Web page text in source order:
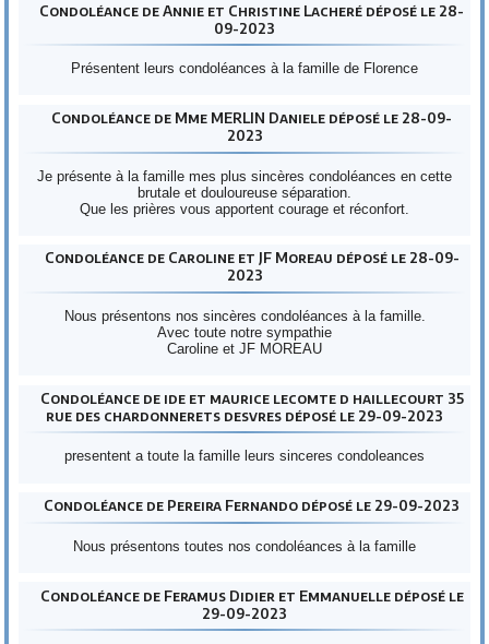
Condoléance de Annie et Christine Lacheré déposé le 28-
09-2023
Présentent leurs condoléances à la famille de Florence
Condoléance de Mme MERLIN Daniele déposé le 28-09-
2023
Je présente à la famille mes plus sincères condoléances en cette
brutale et douloureuse séparation.
Que les prières vous apportent courage et réconfort.
Condoléance de Caroline et JF Moreau déposé le 28-09-
2023
Nous présentons nos sincères condoléances à la famille.
Avec toute notre sympathie
Caroline et JF MOREAU
Condoléance de ide et maurice lecomte d haillecourt 35
rue des chardonnerets desvres déposé le 29-09-2023
presentent a toute la famille leurs sinceres condoleances
Condoléance de Pereira Fernando déposé le 29-09-2023
Nous présentons toutes nos condoléances à la famille
Condoléance de Feramus Didier et Emmanuelle déposé le
29-09-2023